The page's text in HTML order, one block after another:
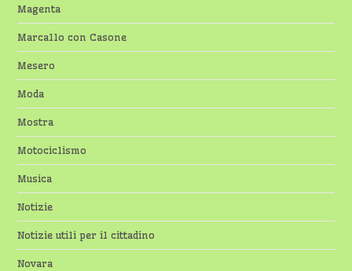
Magenta
Marcallo con Casone
Mesero
Moda
Mostra
Motociclismo
Musica
Notizie
Notizie utili per il cittadino
Novara